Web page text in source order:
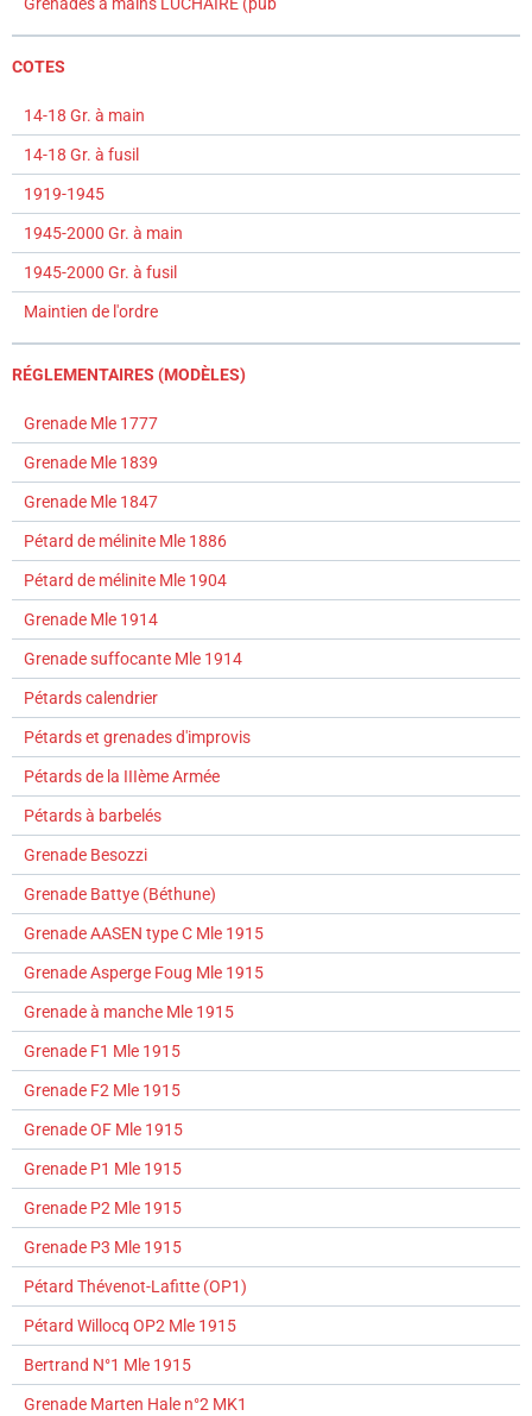
COTES
14-18 Gr. à main
14-18 Gr. à fusil
1919-1945
1945-2000 Gr. à main
1945-2000 Gr. à fusil
Maintien de l'ordre
RÉGLEMENTAIRES (MODÈLES)
Grenade Mle 1777
Grenade Mle 1839
Grenade Mle 1847
Pétard de mélinite Mle 1886
Pétard de mélinite Mle 1904
Grenade Mle 1914
Grenade suffocante Mle 1914
Pétards calendrier
Pétards et grenades d'improvis
Pétards de la IIIème Armée
Pétards à barbelés
Grenade Besozzi
Grenade Battye (Béthune)
Grenade AASEN type C Mle 1915
Grenade Asperge Foug Mle 1915
Grenade à manche Mle 1915
Grenade F1 Mle 1915
Grenade F2 Mle 1915
Grenade OF Mle 1915
Grenade P1 Mle 1915
Grenade P2 Mle 1915
Grenade P3 Mle 1915
Pétard Thévenot-Lafitte (OP1)
Pétard Willocq OP2 Mle 1915
Bertrand N°1 Mle 1915
Grenade Marten Hale n°2 MK1